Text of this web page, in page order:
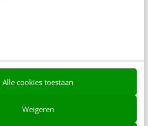
Alle cookies toestaan
Weigeren